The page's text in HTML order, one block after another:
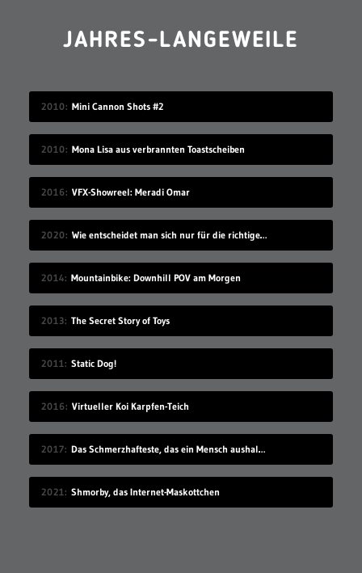
JAHRES-LANGEWEILE
2010 Mini Cannon Shots #2
2010 Mona Lisa aus verbrannten Toastscheiben
2016 VFX-Showreel: Meradi Omar
2020 Wie entscheidet man sich nur für die richtige Idee?
2014 Mountainbike: Downhill POV am Morgen
2013 The Secret Story of Toys
2011 Static Dog!
2016 Virtueller Koi Karpfen-Teich
2017 Das Schmerzhafteste, das ein Mensch aushalten kann
2021 Shmorby, das Internet-Maskottchen